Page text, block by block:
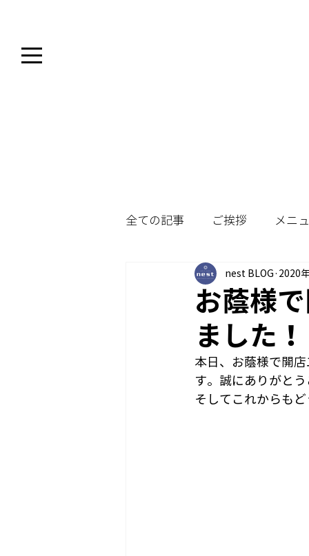
全ての記事 ご挨拶 メニ
お蔭様
ました！
nest BLOG 2020
本日、お蔭様で開
す。誠にありがと
そしてこれからも